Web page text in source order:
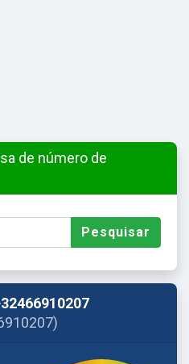
de número de
Pesquisar